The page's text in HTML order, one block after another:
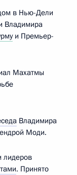
в Нью-Дели
Владимира
и Премьер-
Махатмы
Владимира
Моди.
лидеров
. Принято